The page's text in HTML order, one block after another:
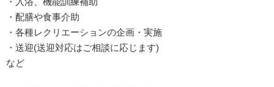
・配膳や食事介助
・各種レクリエーションの企画・実施
・送迎(送迎対応はご相談に応じます)
など